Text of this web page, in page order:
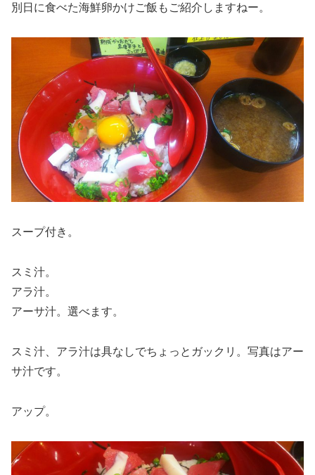
別日に食べた海鮮卵かけご飯もご紹介しますねー。
スープ付き。
スミ汁。
アラ汁。
アーサ汁。選べます。
スミ汁、アラ汁は具なしでちょっとガックリ。写真はアー
サ汁です。
アップ。